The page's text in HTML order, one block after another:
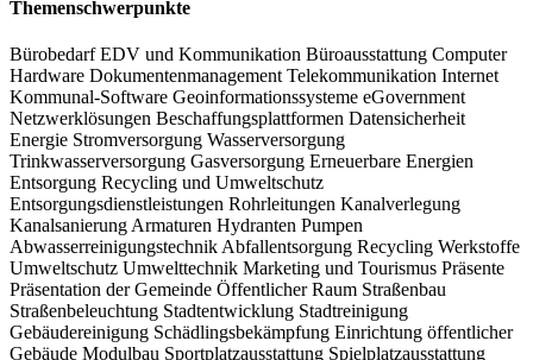
Themenschwerpunkte
BürobedarfEDV und Kommunikation Büroausstattung Computer
Hardware Dokumentenmanagement Telekommunikation Internet
Kommunal-Software Geoinformationssysteme eGovernment
Netzwerklösungen Beschaffungsplattformen Datensicherheit
Energie Stromversorgung Wasserversorgung
Trinkwasserversorgung Gasversorgung Erneuerbare Energien
Entsorgung Recycling und Umweltschutz
Entsorgungsdienstleistungen Rohrleitungen Kanalverlegung
Kanalsanierung Armaturen Hydranten Pumpen
Abwasserreinigungstechnik Abfallentsorgung Recycling Werkstoffe
Umweltschutz Umwelttechnik Marketing und Tourismus Präsente
Präsentation der Gemeinde Öffentlicher Raum Straßenbau
Straßenbeleuchtung Stadtentwicklung Stadtreinigung
Gebäudereinigung Schädlingsbekämpfung Einrichtung öffentlicher
Gebäude Modulbau Sportplatzausstattung Spielplatzausstattung